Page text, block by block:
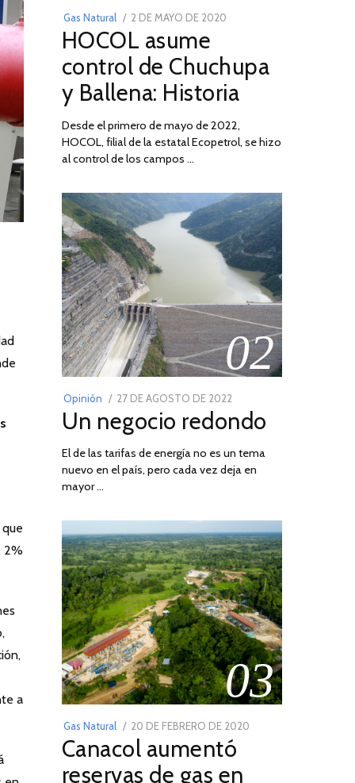
2%
a
Gas Natural
POSTED
ON
2 DE MAYO DE 2020
DE
2026
HOCOL asume
control de Chuchupa
y Ballena: Historia
Desde el primero de mayo de 2022,
HOCOL, filial de la estatal Ecopetrol, se hizo
al control de los campos …
02
Opinión
POSTED
ON
27 DE AGOSTO DE 2022
DE
DE
2022
Un negocio redondo
El de las tarifas de energía no es un tema
nuevo en el país, pero cada vez deja en
mayor …
03
Gas Natural
POSTED
ON
20 DE FEBRERO DE 2020
Canacol aumentó
reservas de gas en